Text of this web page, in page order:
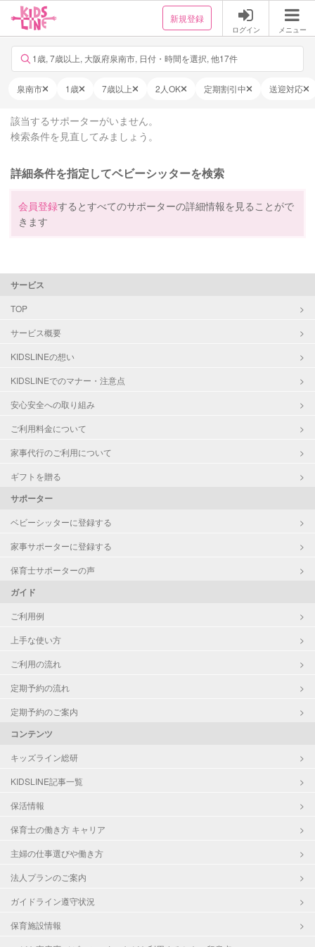
新規登録
ログイン メニュー
1歳, 7歳以上, 大阪府泉南市, 日付・時間を選択, 他17件
泉南市 1歳 7歳以上 2人OK 定期割引中 送迎対応
該当するサポーターがいません。
検索条件を見直してみましょう。
詳細条件を指定してベビーシッターを検索
会員登録するとすべてのサポーターの詳細情報を見ることがで
きます
サービス
TOP
サービス概要
KIDSLINEの想い
KIDSLINEでのマナー・注意点
安心安全への取り組み
ご利用料金について
家事代行のご利用について
ギフトを贈る
サポーター
ベビーシッターに登録する
家事サポーターに登録する
保育士サポーターの声
ガイド
ご利用例
上手な使い方
ご利用の流れ
定期予約の流れ
定期予約のご案内
コンテンツ
キッズライン総研
KIDSLINE記事一覧
保活情報
保育士の働き方 キャリア
主婦の仕事選びや働き方
法人プランのご案内
ガイドライン遵守状況
保育施設情報